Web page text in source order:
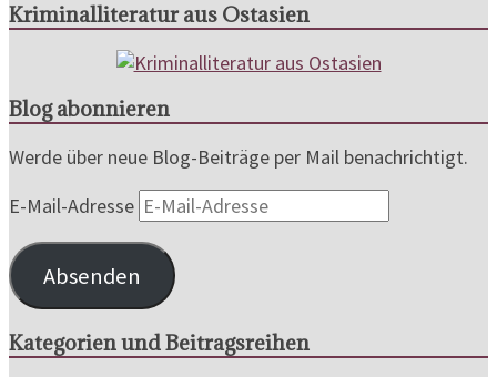
Kriminalliteratur aus Ostasien
Blog abonnieren
Werde über neue Blog-Beiträge per Mail benachrichtigt.
E-Mail-Adresse
Absenden
Kategorien und Beitragsreihen